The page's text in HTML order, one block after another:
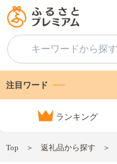
注目ワード
ランキング
Top 返礼品から探す